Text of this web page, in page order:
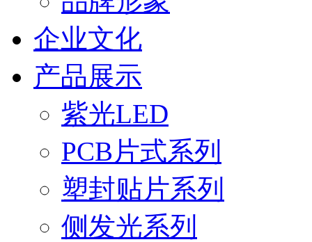
企业文化
产品展示
紫光LED
PCB片式系列
塑封贴片系列
侧发光系列